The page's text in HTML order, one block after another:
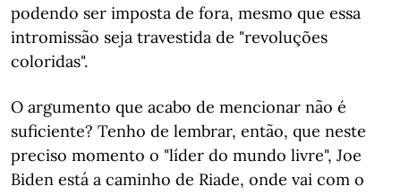
podendo ser imposta de fora, mesmo que essa
intromissão seja travestida de "revoluções
coloridas".
O argumento que acabo de mencionar não é
suficiente? Tenho de lembrar, então, que neste
preciso momento o "líder do mundo livre", Joe
Biden está a caminho de Riade, onde vai com o